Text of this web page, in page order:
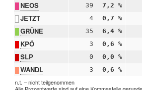
NEOS 39 7,2 %
JETZT 4 0,7 %
GRÜNE 35 6,4 %
KPÖ 3 0,6 %
SLP 0 0,0 %
WANDL 3 0,6 %
n.t. – nicht teilgenommen